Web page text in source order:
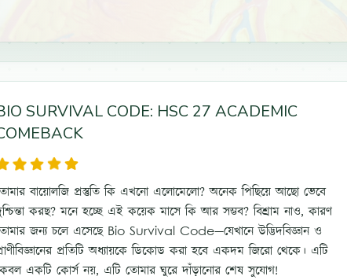
SURVIVAL CODE: HSC 27 ACADEMIC
বায়োলজি প্রস্তুতি কি এখনো এলোমেলো? অনেক পিছিয়ে আছো ভেবে
করছ? মনে হচ্ছে এই কয়েক মাসে কি আর সম্ভব? বিশ্রাম নাও, কারণ
জন্য চলে এসেছে Bio Survival Code—যেখানে উদ্ভিদবিজ্ঞান ও
প্রতিটি অধ্যায়কে ডিকোড করা হবে একদম জিরো থেকে। এটি
একটি কোর্স নয়, এটি তোমার ঘুরে দাঁড়ানোর শেষ সুযোগ!